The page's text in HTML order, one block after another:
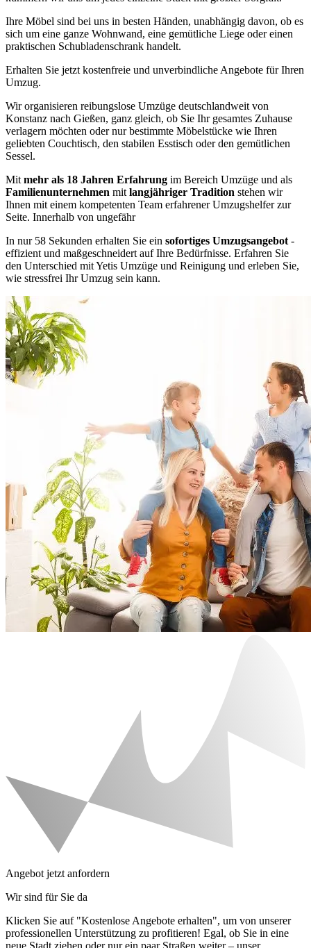
Ihre Möbel sind bei uns in besten Händen, unabhängig davon, ob es
sich um eine ganze Wohnwand, eine gemütliche Liege oder einen
praktischen Schubladenschrank handelt.
Erhalten Sie jetzt kostenfreie und unverbindliche Angebote für Ihren
Umzug.
Wir organisieren reibungslose Umzüge deutschlandweit von
Konstanz nach Gießen, ganz gleich, ob Sie Ihr gesamtes Zuhause
verlagern möchten oder nur bestimmte Möbelstücke wie Ihren
geliebten Couchtisch, den stabilen Esstisch oder den gemütlichen
Sessel.
Mit mehr als 18 Jahren Erfahrung im Bereich Umzüge und als
Familienunternehmen mit langjähriger Tradition stehen wir
Ihnen mit einem kompetenten Team erfahrener Umzugshelfer zur
Seite. Innerhalb von ungefähr
In nur 58 Sekunden erhalten Sie ein sofortiges Umzugsangebot -
effizient und maßgeschneidert auf Ihre Bedürfnisse. Erfahren Sie
den Unterschied mit Yetis Umzüge und Reinigung und erleben Sie,
wie stressfrei Ihr Umzug sein kann.
Angebot jetzt anfordern
Wir sind für Sie da
Klicken Sie auf "Kostenlose Angebote erhalten", um von unserer
professionellen Unterstützung zu profitieren! Egal, ob Sie in eine